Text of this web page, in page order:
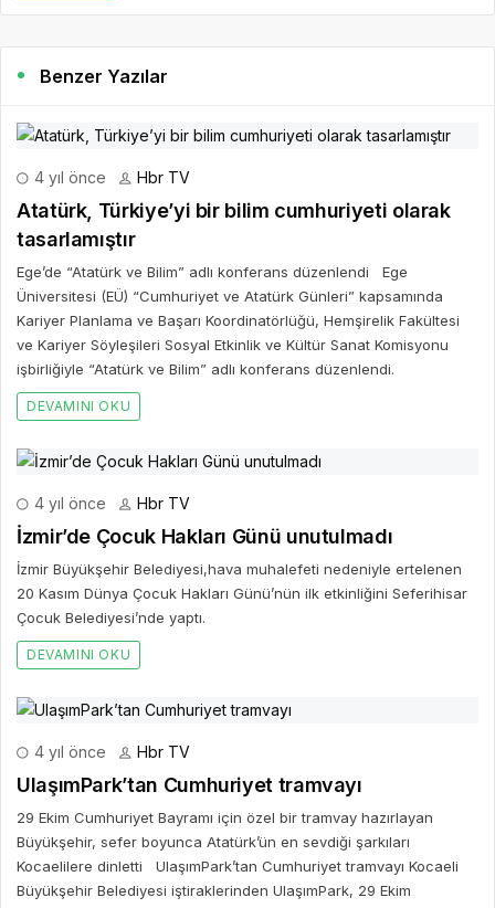
Benzer Yazılar
4 yıl önce Hbr TV
Atatürk, Türkiye’yi bir bilim cumhuriyeti olarak
tasarlamıştır
Ege’de “Atatürk ve Bilim” adlı konferans düzenlendi Ege
Üniversitesi (EÜ) “Cumhuriyet ve Atatürk Günleri” kapsamında
Kariyer Planlama ve Başarı Koordinatörlüğü, Hemşirelik Fakültesi
ve Kariyer Söyleşileri Sosyal Etkinlik ve Kültür Sanat Komisyonu
işbirliğiyle “Atatürk ve Bilim” adlı konferans düzenlendi.
DEVAMINI OKU
4 yıl önce Hbr TV
İzmir’de Çocuk Hakları Günü unutulmadı
İzmir Büyükşehir Belediyesi,hava muhalefeti nedeniyle ertelenen
20 Kasım Dünya Çocuk Hakları Günü’nün ilk etkinliğini Seferihisar
Çocuk Belediyesi’nde yaptı.
DEVAMINI OKU
4 yıl önce Hbr TV
UlaşımPark’tan Cumhuriyet tramvayı
29 Ekim Cumhuriyet Bayramı için özel bir tramvay hazırlayan
Büyükşehir, sefer boyunca Atatürk’ün en sevdiği şarkıları
Kocaelilere dinletti UlaşımPark’tan Cumhuriyet tramvayı Kocaeli
Büyükşehir Belediyesi iştiraklerinden UlaşımPark, 29 Ekim